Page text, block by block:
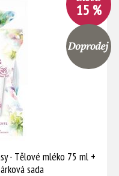
- Tělové mléko 75 ml +
sada
15 %